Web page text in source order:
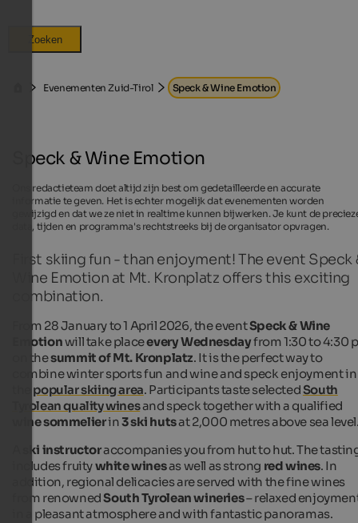
Zoeken
Evenementen Zuid-Tirol Speck & Wine Emotion
Speck & Wine Emotion
Ons redactieteam doet altijd zijn best om gedetailleerde en accurate
informatie te geven. Het is echter mogelijk dat evenementen worden
gewijzigd en dat we ze niet in realtime kunnen bijwerken. Je kunt de
data, tijden en programma's rechtstreeks bij de organisator opvragen.
First skiing fun - than enjoyment! The event Speck
Wine Emotion at Mt. Kronplatz offers this exciting
combination.
From 28 January to 1 April 2026, the eventSpeck & Wine
Emotionwill take placeevery Wednesdayfrom 1:30 to 4:30
on thesummit of Mt. Kronplatz. It is the perfect way to
combine winter sports fun and wine and speck enjoyment in
popular skiing area. Participants taste selectedSouth
Tyrolean quality winesand speck together with a qualified
wine sommelierin3 ski hutsat 2,000 metres above sea
ski instructoraccompanies you from hut to hut. The
includes fruitywhite winesas well as strong red wines. In
addition, regional delicacies are served with the fine wines
from renownedSouth Tyrolean wineries– relaxed
in a pleasant atmosphere and with fantastic panoramas.